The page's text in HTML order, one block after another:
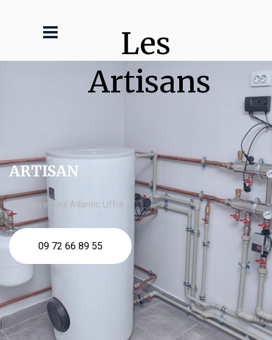
Les
Artisans
ARTISAN
chaudière fioul Atlantic Liffré
09 72 66 89 55